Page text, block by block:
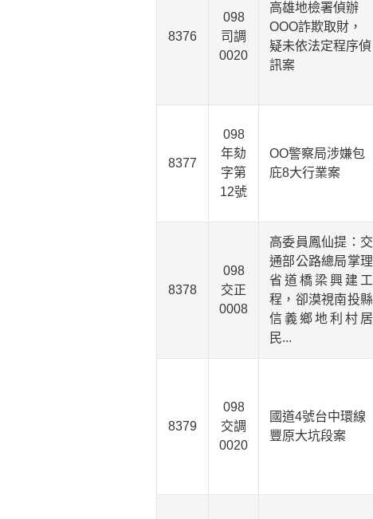
8376
098
司調
0020
高雄地檢署偵辦
OOO詐欺取財，
疑未依法定程序偵
訊案
8377
098
年劾
字第
12號
OO警察局涉嫌包
庇8大行業案
8378
098
交正
0008
高委員鳳仙提：交
通部公路總局掌理
省道橋梁興建工
程，卻漠視南投縣
信義鄉地利村居
民...
8379
098
交調
0020
國道4號台中環線
豐原大坑段案